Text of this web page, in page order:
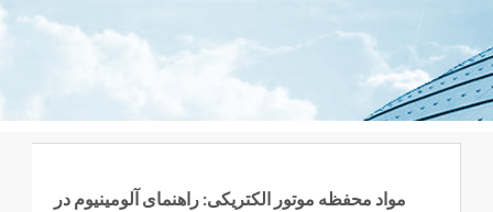
مواد محفظه موتور الکتریکی: راهنمای آلومینیوم در